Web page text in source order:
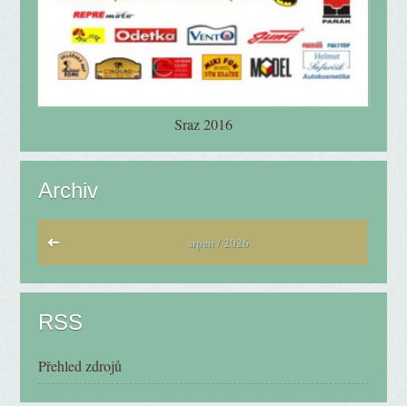
Sraz 2016
Archiv
srpen / 2026
RSS
Přehled zdrojů